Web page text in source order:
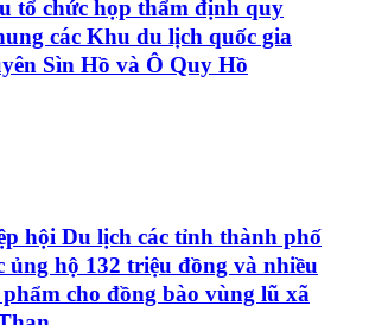
tổ chức họp thẩm định quy
các Khu du lịch quốc gia
Sìn Hồ và Ô Quy Hồ
hội Du lịch các tỉnh thành phố
ủng hộ 132 triệu đồng và nhiều
cho đồng bào vùng lũ xã